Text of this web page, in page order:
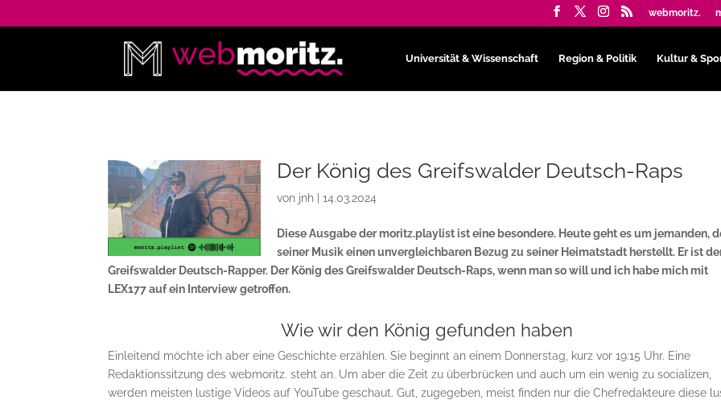
webmoritz.
Universität & Wissenschaft Region & Politik Kultur &
Der König des Greifswalder Deutsch-Raps
von jnh |14.03.2024
Diese Ausgabe der moritz.playlist ist eine besondere. Heute geht es um jemanden,
seiner Musik einen unvergleichbaren Bezug zu seiner Heimatstadt herstellt. Er ist
Greifswalder Deutsch-Rapper. Der König des Greifswalder Deutsch-Raps, wenn man so will und ich habe mich mit
LEX177 auf ein Interview getroffen.
Wie wir den König gefunden haben
Einleitend möchte ich aber eine Geschichte erzählen. Sie beginnt an einem Donnerstag, kurz vor 19:15 Uhr. Eine
Redaktionssitzung des webmoritz. steht an. Um aber die Zeit zu überbrücken und auch um ein wenig zu socializen,
werden meisten lustige Videos auf YouTube geschaut. Gut, zugegeben, meist finden nur die Chefredakteure diese